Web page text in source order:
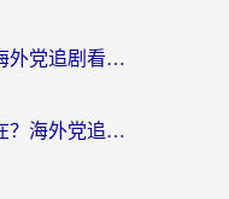
国外看不了咪咕直播吗？海外党追剧看片的加速器选择指南
国外能看中央电视台吗现在？海外党追剧看央视的实用指南